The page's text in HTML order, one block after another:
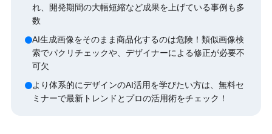
れ、開発期間の大幅短縮など成果を上げている事例も多
数
AI生成画像をそのまま商品化するのは危険！類似画像検
索でパクリチェックや、デザイナーによる修正が必要不
可欠
より体系的にデザインのAI活用を学びたい方は、無料セ
ミナーで最新トレンドとプロの活用術をチェック！